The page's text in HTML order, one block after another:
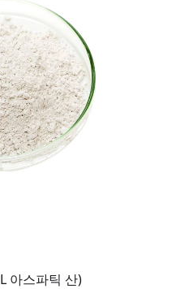
아스파틱 산)